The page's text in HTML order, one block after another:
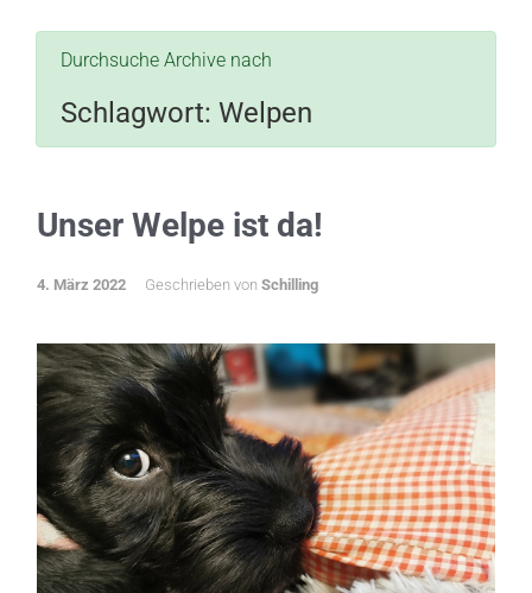
Durchsuche Archive nach
Schlagwort: Welpen
Unser Welpe ist da!
4. März 2022 Geschrieben von Schilling